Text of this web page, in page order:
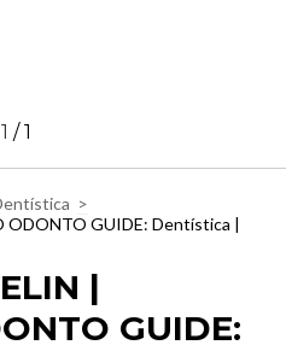
1 /1
>
ODONTO GUIDE: Dentística |
|
GUIDE: